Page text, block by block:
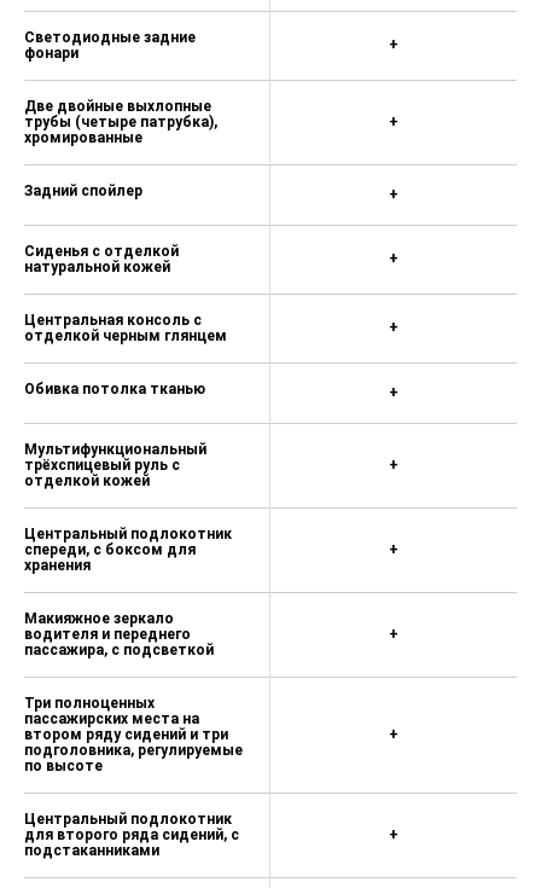
Светодиодные задние
фонари
Две двойные выхлопные
трубы (четыре патрубка),
хромированные
Задний спойлер
Сиденья с отделкой
натуральной кожей
Центральная консоль с
отделкой черным глянцем
Обивка потолка тканью
Мультифункциональный
трёхспицевый руль с
отделкой кожей
Центральный подлокотник
спереди, с боксом для
хранения
Макияжное зеркало
водителя и переднего
пассажира, с подсветкой
Три полноценных
пассажирских места на
втором ряду сидений и три
подголовника, регулируемые
по высоте
Центральный подлокотник
для второго ряда сидений, с
подстаканниками
+
+
+
+
+
+
+
+
+
+
+